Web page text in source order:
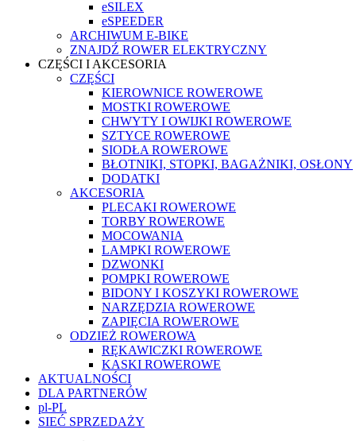
eSILEX
eSPEEDER
ARCHIWUM E-BIKE
ZNAJDŹ ROWER ELEKTRYCZNY
CZĘŚCI I AKCESORIA
CZĘŚCI
KIEROWNICE ROWEROWE
MOSTKI ROWEROWE
CHWYTY I OWIJKI ROWEROWE
SZTYCE ROWEROWE
SIODŁA ROWEROWE
BŁOTNIKI, STOPKI, BAGAŻNIKI, OSŁONY
DODATKI
AKCESORIA
PLECAKI ROWEROWE
TORBY ROWEROWE
MOCOWANIA
LAMPKI ROWEROWE
DZWONKI
POMPKI ROWEROWE
BIDONY I KOSZYKI ROWEROWE
NARZĘDZIA ROWEROWE
ZAPIĘCIA ROWEROWE
ODZIEŻ ROWEROWA
RĘKAWICZKI ROWEROWE
KASKI ROWEROWE
AKTUALNOŚCI
DLA PARTNERÓW
pl-PL
SIEĆ SPRZEDAŻY